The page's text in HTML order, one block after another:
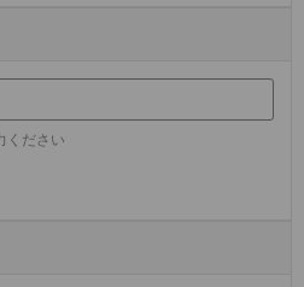
ください